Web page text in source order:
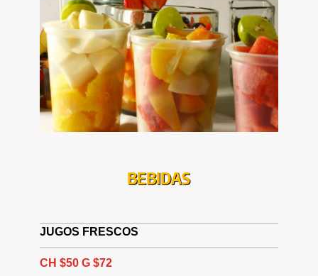
BEBIDAS
JUGOS FRESCOS
CH $50 G $72